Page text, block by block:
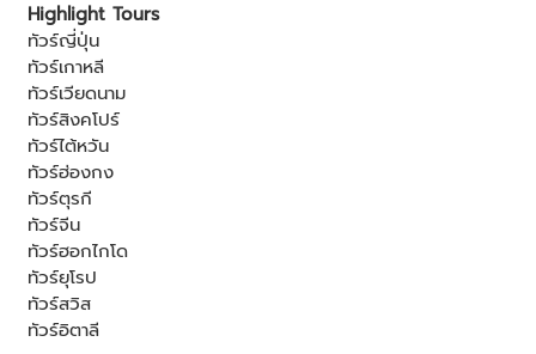
Highlight Tours
ทัวร์ญี่ปุ่น
ทัวร์เกาหลี
ทัวร์เวียดนาม
ทัวร์สิงคโปร์
ทัวร์ไต้หวัน
ทัวร์ฮ่องกง
ทัวร์ตุรกี
ทัวร์จีน
ทัวร์ฮอกไกโด
ทัวร์ยุโรป
ทัวร์สวิส
ทัวร์อิตาลี